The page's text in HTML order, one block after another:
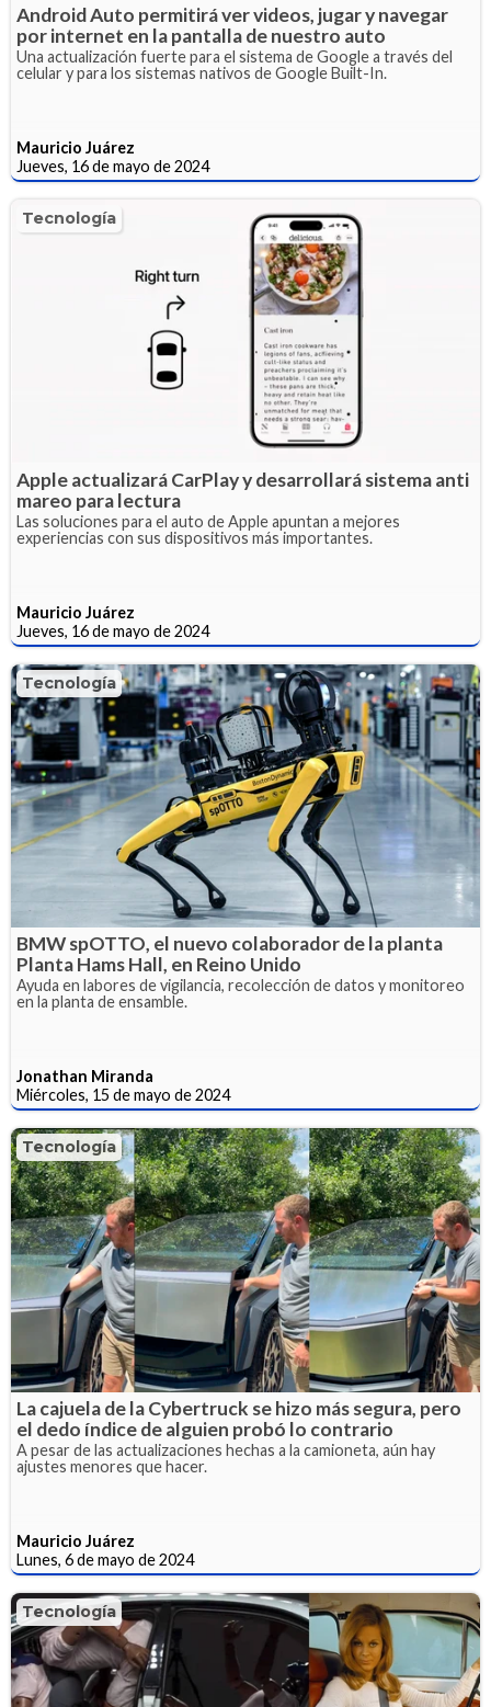
Android Auto permitirá ver videos, jugar y navegar
por internet en la pantalla de nuestro auto
Una actualización fuerte para el sistema de Google a través del
celular y para los sistemas nativos de Google Built-In.
Mauricio Juárez
Jueves, 16 de mayo de 2024
Tecnología
Apple actualizará CarPlay y desarrollará sistema anti
mareo para lectura
Las soluciones para el auto de Apple apuntan a mejores
experiencias con sus dispositivos más importantes.
Mauricio Juárez
Jueves, 16 de mayo de 2024
Tecnología
BMW spOTTO, el nuevo colaborador de la planta
Planta Hams Hall, en Reino Unido
Ayuda en labores de vigilancia, recolección de datos y monitoreo
en la planta de ensamble.
Jonathan Miranda
Miércoles, 15 de mayo de 2024
Tecnología
La cajuela de la Cybertruck se hizo más segura, pero
el dedo índice de alguien probó lo contrario
A pesar de las actualizaciones hechas a la camioneta, aún hay
ajustes menores que hacer.
Mauricio Juárez
Lunes, 6 de mayo de 2024
Tecnología